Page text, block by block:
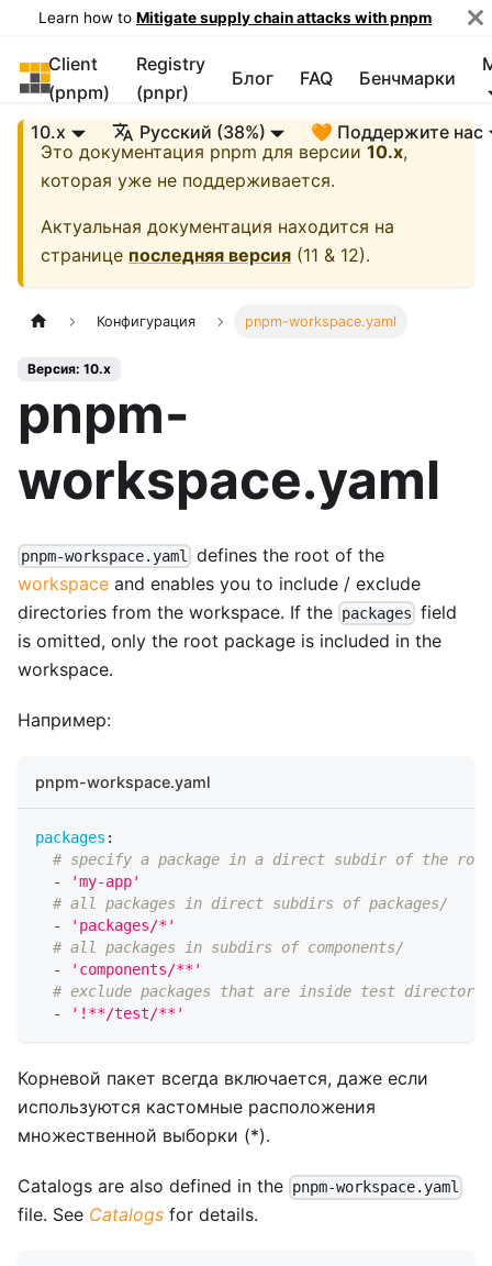
Learn how to Mitigate supply chain attacks with pnpm
pnpm
Client
(pnpm)
Registry
(pnpr)
Блог FAQ Бенчмарки
10.x Русский (38%)
🧡 Поддержите нас
Это документация pnpm для версии 10.x,
которая уже не поддерживается.
Актуальная документация находится на
странице последняя версия (11 & 12).
Конфигурация pnpm-workspace.yaml
Версия: 10.x
pnpm-
workspace.yaml
pnpm-workspace.yaml
defines the root of the
workspace and enables you to include / exclude
directories from the workspace. If the packages field
is omitted, only the root package is included in the
workspace.
Например:
pnpm-workspace.yaml
packages :
# specify a package in a direct subdir of the root
-
'my-app'
# all packages in direct subdirs of packages/
-
'packages/*'
# all packages in subdirs of components/
-
'components/**'
# exclude packages that are inside test
-
'!**/test/**'
Корневой пакет всегда включается, даже если
используются кастомные расположения
множественной выборки (*).
Catalogs are also defined in the pnpm-workspace.yaml
file. See Catalogs for details.